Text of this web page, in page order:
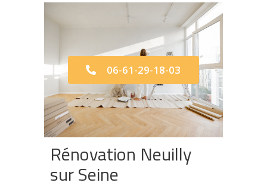
06-61-29-18-03
Rénovation Neuilly
sur Seine